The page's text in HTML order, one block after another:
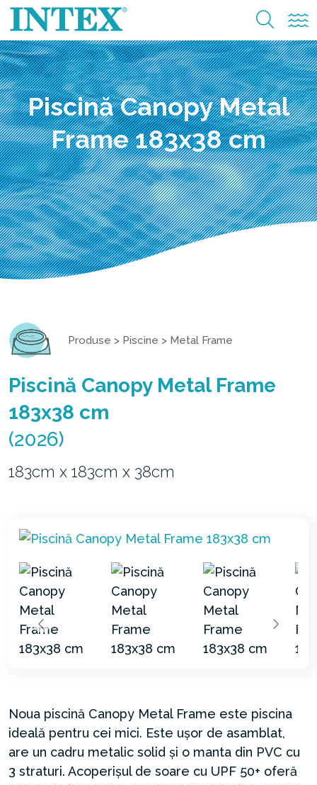
Piscină Canopy Metal
Frame 183x38 cm
Produse > Piscine > Metal Frame
Piscină Canopy Metal Frame
183x38 cm
(2026)
183cm x 183cm x 38cm
Noua piscină Canopy Metal Frame este piscina
ideală pentru cei mici. Este ușor de asamblat,
are un cadru metalic solid și o manta din PVC cu
3 straturi. Acoperișul de soare cu UPF 50+ oferă